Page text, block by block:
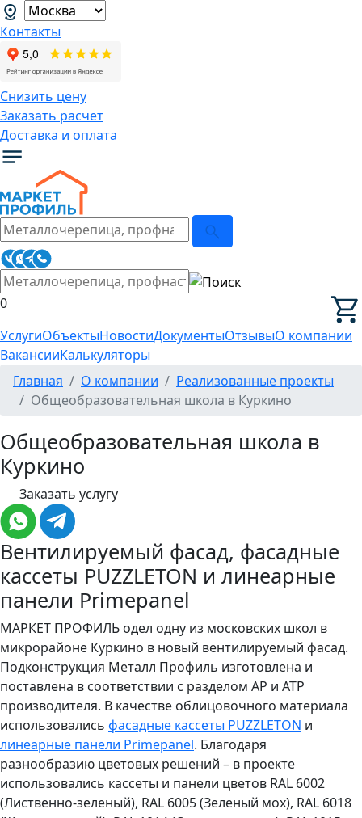
Контакты
Снизить цену
Заказать расчет
Доставка и оплата
0
УслугиОбъектыНовостиДокументыОтзывыО компании
ВакансииКалькуляторы
Главная
О компании
Реализованные проекты
Общеобразовательная школа в Куркино
Общеобразовательная школа в
Куркино
Заказать услугу
Вентилируемый фасад, фасадные
кассеты PUZZLETON и линеарные
панели Primepanel
МАРКЕТ ПРОФИЛЬ одел одну из московских школ в
микрорайоне Куркино в новый вентилируемый фасад.
Подконструкция Металл Профиль изготовлена и
поставлена в соответствии с разделом АР и АТР
производителя. В качестве облицовочного материала
использовались фасадные кассеты PUZZLETON и
линеарные панели Primepanel. Благодаря
разнообразию цветовых решений – в проекте
использовались кассеты и панели цветов RAL 6002
(Лиственно-зеленый), RAL 6005 (Зеленый мох), RAL 6018